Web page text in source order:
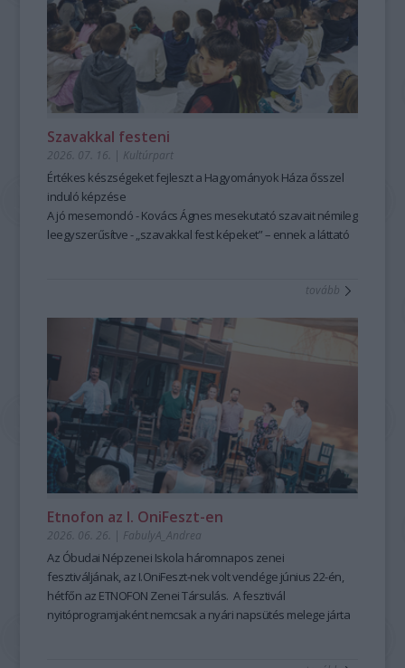
Szavakkal festeni
2026. 07. 16. | Kultúrpart
Értékes készségeket fejleszt a Hagyományok Háza ősszel
induló képzése
A jó mesemondó - Kovács Ágnes mesekutató szavait némileg
leegyszerűsítve - „szavakkal fest képeket” – ennek a láttató
mesemondás nemcsak művészi élményt ad, hanem
magabiztosabb megszólaláshoz, fellépéshez, segíti az
előadói, pedagógusi jelenlétet, fejleszti a meggyőző, hiteles
kommunikációt is – olyan készségeket, amelyek digitális
korunkban is hangsúlyozottan értékesek. Ehhez nyújt
nagyszerű lehetőséget az idén 25 éves Hagyományok Háza
ősszel induló képzése, mely pedagógusok és
közművelődési szakemberek számára kínál elmélyült
szakmai és gyakorlati tudást a szövegfolklór tanulásáról és
tanításának módszertanáról.
Évi
a
Hagyományok
Házában
-
tovább
Etnofon az I. OniFeszt-en
2026. 06. 26. | FabulyA_Andrea
Az Óbudai Népzenei Iskola háromnapos zenei
fesztiváljának, az I.OniFeszt-nek volt vendége június 22-én,
hétfőn az ETNOFON Zenei Társulás. A fesztivál
nyitóprogramjaként nemcsak a nyári napsütés melege járta